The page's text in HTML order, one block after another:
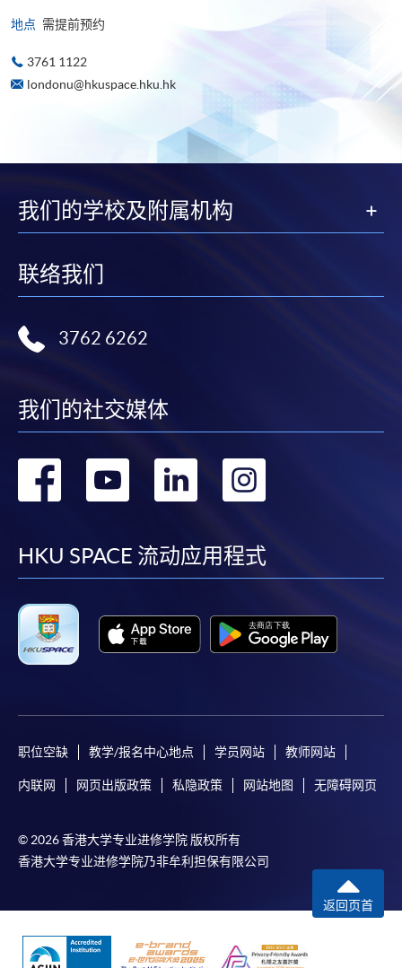
地点 需提前预约
3761 1122
londonu@hkuspace.hku.hk
我们的学校及附属机构
联络我们
3762 6262
我们的社交媒体
转
facebook
转
youtube
转
linkedin
转
HKU SPACE 流动应用程式
职位空缺 教学/报名中心地点 学员网站 教师网站
内联网 网页出版政策 私隐政策 网站地图 无障碍网页
© 2026 香港大学专业进修学院 版权所有
香港大学专业进修学院乃非牟利担保有限公司
返回页首